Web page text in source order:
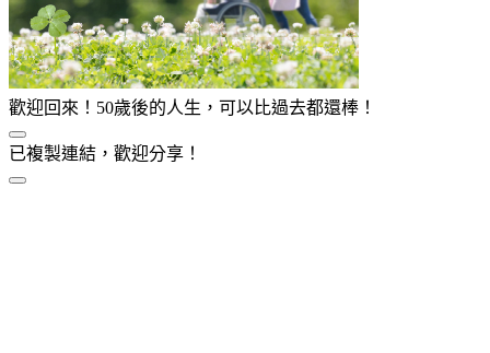
歡迎回來！50歲後的人生，可以比過去都還棒！
已複製連結，歡迎分享！